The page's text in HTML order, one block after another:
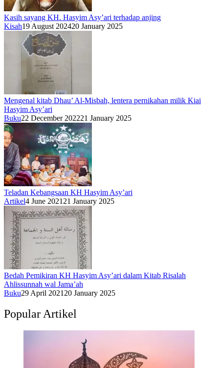
Kasih sayang KH. Hasyim Asy’ari terhadap anjing
Kisah19 August 202420 January 2025
Mengenal kitab Dhau’ Al-Misbah, lentera pernikahan milik Kiai
Hasyim Asy’ari
Buku22 December 202221 January 2025
Teladan Kebangsaan KH Hasyim Asy’ari
Artikel4 June 2021 21 January 2025
Bedah Pemikiran KH Hasyim Asy’ari dalam Kitab Risalah
Ahlissunnah wal Jama’ah
Buku29 April 2021 20 January 2025
Popular Artikel